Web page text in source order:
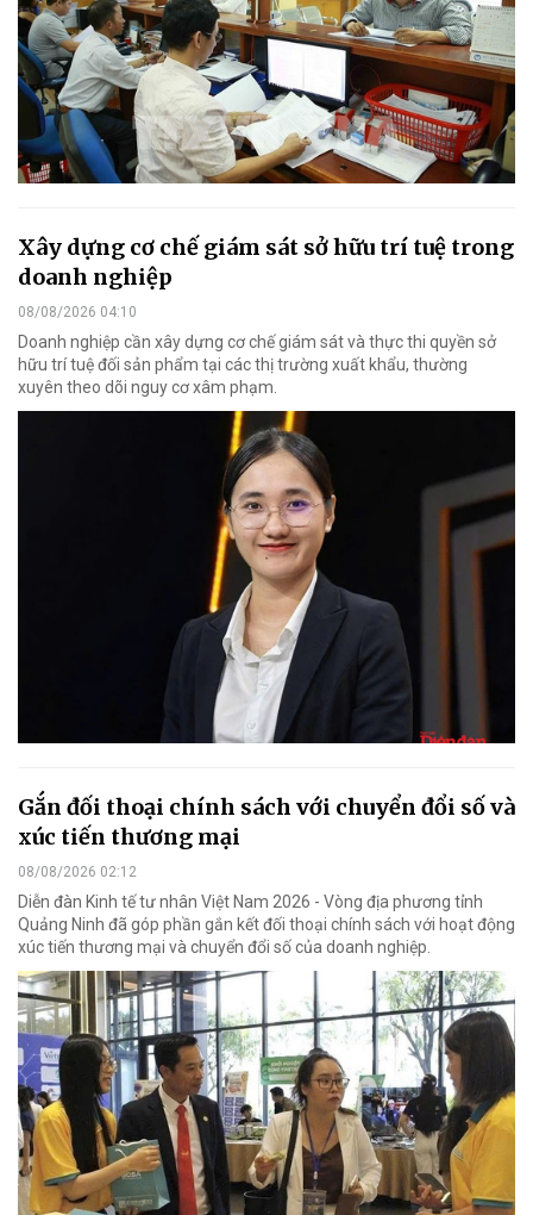
Xây dựng cơ chế giám sát sở hữu trí tuệ trong
doanh nghiệp
08/08/2026 04:10
Doanh nghiệp cần xây dựng cơ chế giám sát và thực thi quyền sở
hữu trí tuệ đối sản phẩm tại các thị trường xuất khẩu, thường
xuyên theo dõi nguy cơ xâm phạm.
Gắn đối thoại chính sách với chuyển đổi số và
xúc tiến thương mại
08/08/2026 02:12
Diễn đàn Kinh tế tư nhân Việt Nam 2026 - Vòng địa phương tỉnh
Quảng Ninh đã góp phần gắn kết đối thoại chính sách với hoạt động
xúc tiến thương mại và chuyển đổi số của doanh nghiệp.